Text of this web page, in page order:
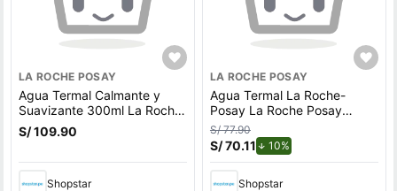
LA ROCHE POSAY
Agua Termal Calmante y
Suavizante 300ml La Roche
Posay - Frasco 300 ML
S/ 109.90
Shopstar
LA ROCHE POSAY
Agua Termal La Roche-
Posay La Roche Posay
150ml
S/ 77.90
S/ 70.11 10%de descuento.
Shopstar